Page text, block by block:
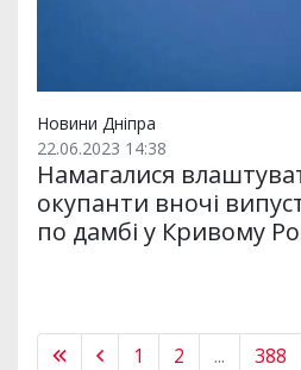
Новини Дніпра
22.06.2023 14:38
Намагалися
окупанти вночі
по дамбі у Кривому
1 2 ... 388